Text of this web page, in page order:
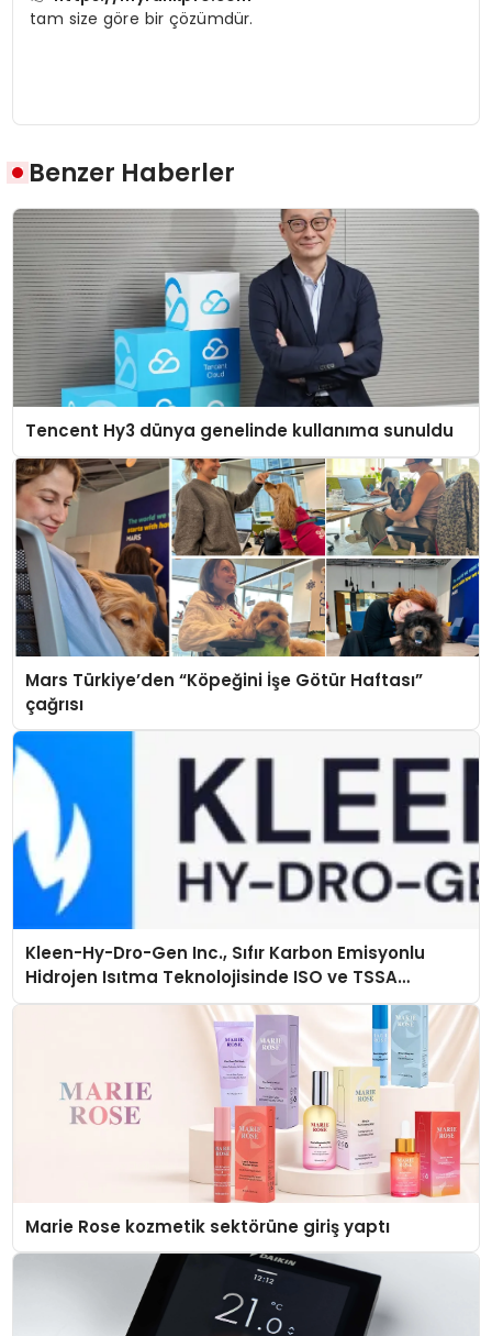
tam size göre bir çözümdür.
Benzer Haberler
Tencent Hy3 dünya genelinde kullanıma sunuldu
Mars Türkiye’den “Köpeğini İşe Götür Haftası”
çağrısı
Kleen-Hy-Dro-Gen Inc., Sıfır Karbon Emisyonlu
Hidrojen Isıtma Teknolojisinde ISO ve TSSA
Düzenleyici Onaylarını Aldı
Marie Rose kozmetik sektörüne giriş yaptı